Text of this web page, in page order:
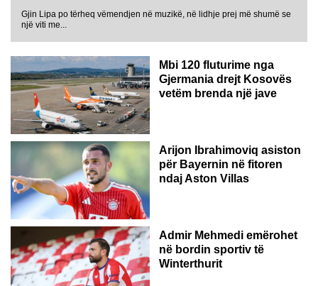
Gjin Lipa po tërheq vëmendjen në muzikë, në lidhje prej më shumë se
një viti me...
GJERMANI
Mbi 120 fluturime nga
Gjermania drejt Kosovës
vetëm brenda një jave
Arijon Ibrahimoviq asiston
për Bayernin në fitoren
ndaj Aston Villas
ZVICËR
Admir Mehmedi emërohet
në bordin sportiv të
Winterthurit